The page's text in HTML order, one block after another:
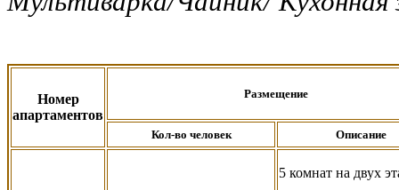
Номер
апартаментов
Размещение
Кол-во человек Описание
5 комнат на двух